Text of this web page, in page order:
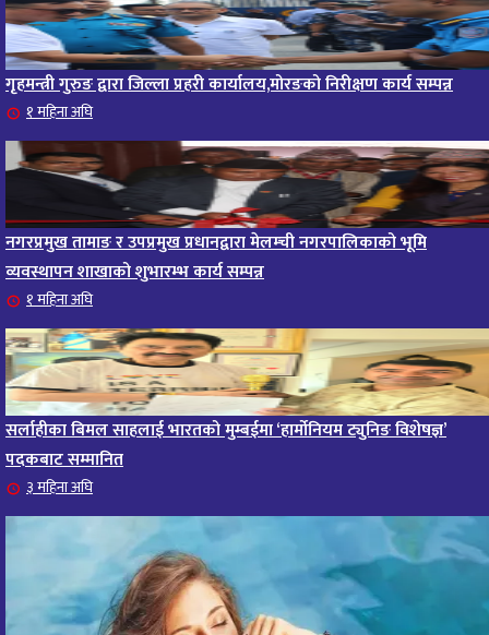
गृहमन्त्री गुरुङ द्वारा जिल्ला प्रहरी कार्यालय,मोरङको निरीक्षण कार्य सम्पन्न
१ महिना अघि
नगरप्रमुख तामाङ र उपप्रमुख प्रधानद्वारा मेलम्ची नगरपालिकाको भूमि
व्यवस्थापन शाखाको शुभारम्भ कार्य सम्पन्न
१ महिना अघि
सर्लाहीका बिमल साहलाई भारतको मुम्बईमा ‘हार्मोनियम ट्युनिङ विशेषज्ञ’
पदकबाट सम्मानित
३ महिना अघि